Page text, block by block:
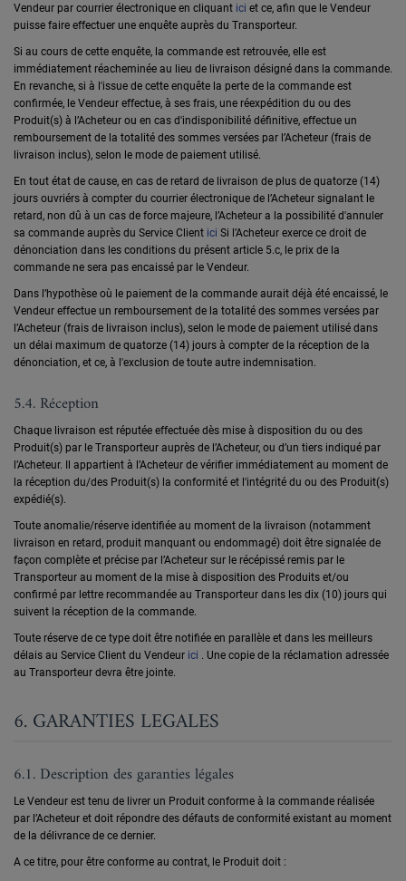
Vendeur par courrier électronique en cliquant ici et ce, afin que le Vendeur
puisse faire effectuer une enquête auprès du Transporteur.
Si au cours de cette enquête, la commande est retrouvée, elle est
immédiatement réacheminée au lieu de livraison désigné dans la commande.
En revanche, si à l'issue de cette enquête la perte de la commande est
confirmée, le Vendeur effectue, à ses frais, une réexpédition du ou des
Produit(s) à l’Acheteur ou en cas d'indisponibilité définitive, effectue un
remboursement de la totalité des sommes versées par l’Acheteur (frais de
livraison inclus), selon le mode de paiement utilisé.
En tout état de cause, en cas de retard de livraison de plus de quatorze (14)
jours ouvriérs à compter du courrier électronique de l’Acheteur signalant le
retard, non dû à un cas de force majeure, l’Acheteur a la possibilité d'annuler
sa commande auprès du Service Client ici Si l’Acheteur exerce ce droit de
dénonciation dans les conditions du présent article 5.c, le prix de la
commande ne sera pas encaissé par le Vendeur.
Dans l’hypothèse où le paiement de la commande aurait déjà été encaissé, le
Vendeur effectue un remboursement de la totalité des sommes versées par
l’Acheteur (frais de livraison inclus), selon le mode de paiement utilisé dans
un délai maximum de quatorze (14) jours à compter de la réception de la
dénonciation, et ce, à l'exclusion de toute autre indemnisation.
5.4. Réception
Chaque livraison est réputée effectuée dès mise à disposition du ou des
Produit(s) par le Transporteur auprès de l’Acheteur, ou d’un tiers indiqué par
l’Acheteur. Il appartient à l’Acheteur de vérifier immédiatement au moment de
la réception du/des Produit(s) la conformité et l'intégrité du ou des Produit(s)
expédié(s).
Toute anomalie/réserve identifiée au moment de la livraison (notamment
livraison en retard, produit manquant ou endommagé) doit être signalée de
façon complète et précise par l’Acheteur sur le récépissé remis par le
Transporteur au moment de la mise à disposition des Produits et/ou
confirmé par lettre recommandée au Transporteur dans les dix (10) jours qui
suivent la réception de la commande.
Toute réserve de ce type doit être notifiée en parallèle et dans les meilleurs
délais au Service Client du Vendeur ici . Une copie de la réclamation adressée
au Transporteur devra être jointe.
6. GARANTIES LEGALES
6.1. Description des garanties légales
Le Vendeur est tenu de livrer un Produit conforme à la commande réalisée
par l’Acheteur et doit répondre des défauts de conformité existant au moment
de la délivrance de ce dernier.
A ce titre, pour être conforme au contrat, le Produit doit :